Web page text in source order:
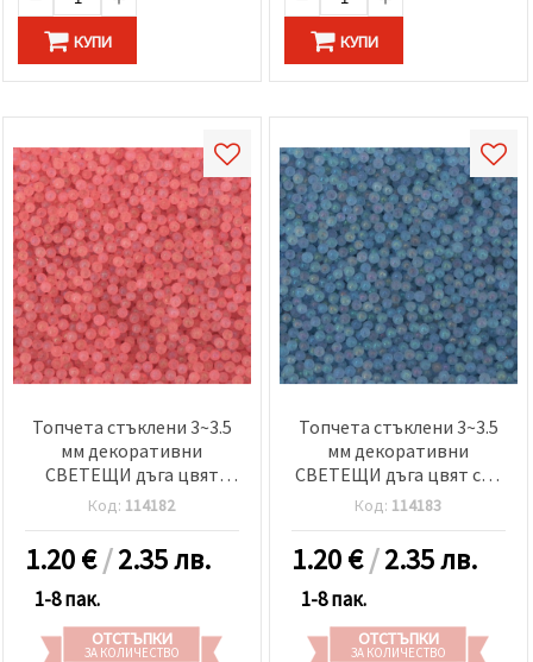
КУПИ КУПИ
Топчета стъклени 3~3.5
мм декоративни
СВЕТЕЩИ дъга цвят
розов електрик -50
грама
Код: 114182
1.20€/2.35 лв.
1-8 пак.
ОТСТЪПКИ
ЗА КОЛИЧЕСТВО
Топчета стъклени 3~3.5
мм декоративни
СВЕТЕЩИ дъга цвят син
-50 грама
Код: 114183
1.20€/2.35 лв.
1-8 пак.
ОТСТЪПКИ
ЗА КОЛИЧЕСТВО